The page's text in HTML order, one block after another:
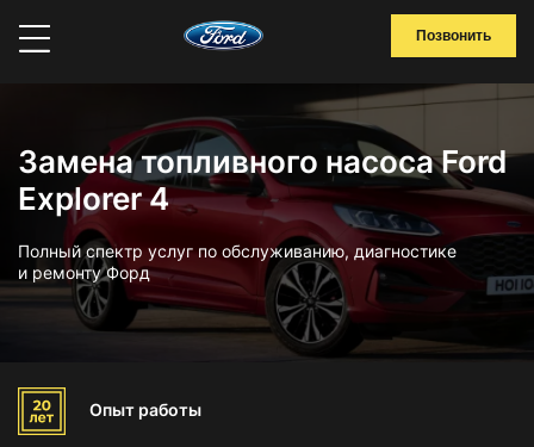
Позвонить
Замена топливного насоса Ford
Explorer 4
Полный спектр услуг по обслуживанию, диагностике
и ремонту Форд
Опыт работы